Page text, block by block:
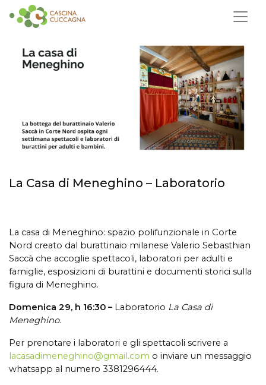
La Casa di Meneghino – Laboratorio
La casa di Meneghino: spazio polifunzionale in Corte
Nord creato dal burattinaio milanese Valerio Sebasthian
Saccà che accoglie spettacoli, laboratori per adulti e
famiglie, esposizioni di burattini e documenti storici sulla
figura di Meneghino.
Domenica 29, h 16:30 – Laboratorio La Casa di
Meneghino.
Per prenotare i laboratori e gli spettacoli scrivere a
lacasadimeneghino@gmail.com o inviare un messaggio
whatsapp al numero 3381296444.